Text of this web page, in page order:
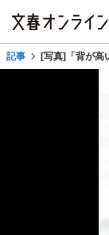
記事 [写真]「背が